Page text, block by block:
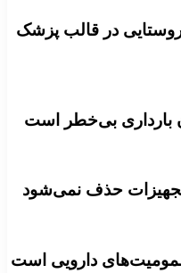
در قالب پزشک
بارداری بی‌خطر است
تجهیزات حذف نمی‌شود
دارویی است